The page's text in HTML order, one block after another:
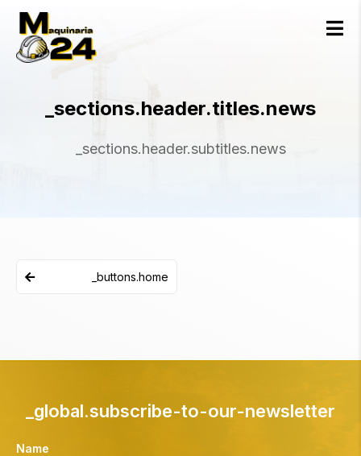
_sections.header.titles.news
_sections.header.subtitles.news
_buttons.home
_global.subscribe-to-our-newsletter
Name